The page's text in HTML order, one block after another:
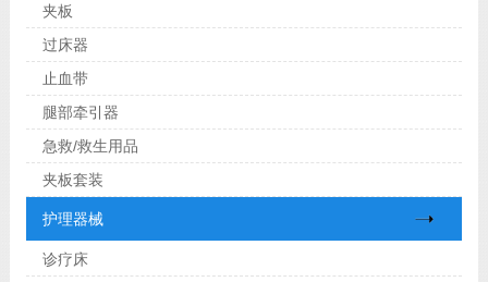
夹板
过床器
止血带
腿部牵引器
急救/救生用品
夹板套装
护理器械
诊疗床